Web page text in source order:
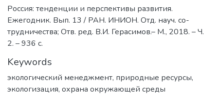
Россия: тенденции и перспективы развития.
Ежегодник. Вып. 13 / РАН. ИНИОН. Отд. науч. со-
трудничества; Отв. ред. В.И. Герасимов.– М., 2018. – Ч.
2. – 936 с.
Keywords
экологический менеджмент, природные ресурсы,
экологизация, охрана окружающей среды